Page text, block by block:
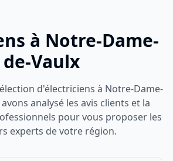
à Notre-Dame-
de-Vaulx
d'électriciens à Notre-Dame-
analysé les avis clients et la
pour vous proposer les
experts de votre région.